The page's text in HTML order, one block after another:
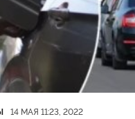
14 МАЯ 11:23, 2022